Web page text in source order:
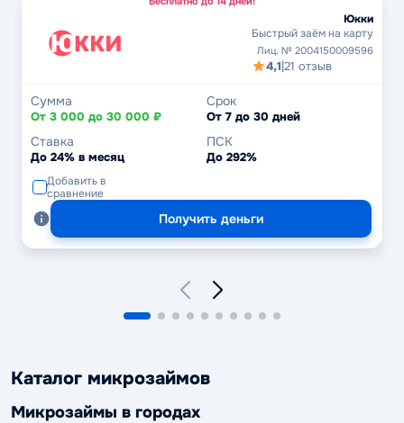
Юкки
Быстрый заём на карту
Лиц. № 2004150009596
4,1|21 отзыв
Сумма
От 3 000 до 30 000 ₽
Срок
От 7 до 30 дней
Ставка
До 24% в месяц
ПСК
До 292%
Добавить в
сравнение
Получить деньги
Каталог микрозаймов
Микрозаймы в городах